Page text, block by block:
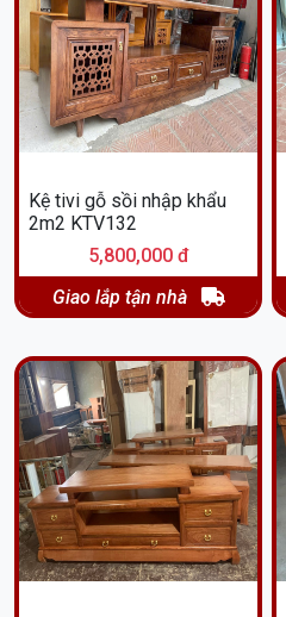
Kệ tivi gỗ sồi nhập khẩu
2m2 KTV132
5,800,000 đ
Giao lắp tận nhà